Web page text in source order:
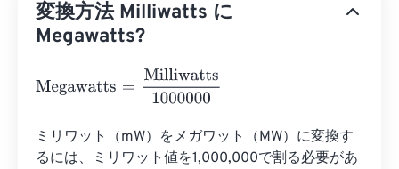
変換方法 Milliwatts に
Megawatts?
Megawatts = Milliwatts1000000
ミリワット（mW）をメガワット（MW）に変換す
るには、ミリワット値を1,000,000で割る必要があ